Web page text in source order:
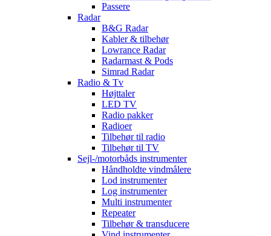
Passere
Radar
B&G Radar
Kabler & tilbehør
Lowrance Radar
Radarmast & Pods
Simrad Radar
Radio & Tv
Højttaler
LED TV
Radio pakker
Radioer
Tilbehør til radio
Tilbehør til TV
Sejl-/motorbåds instrumenter
Håndholdte vindmålere
Lod instrumenter
Log instrumenter
Multi instrumenter
Repeater
Tilbehør & transducere